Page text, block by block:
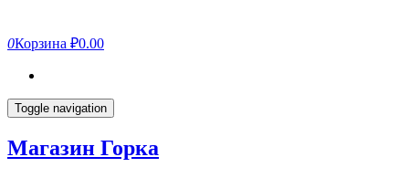
0Корзина ₽0.00
Toggle navigation
Магазин Горка